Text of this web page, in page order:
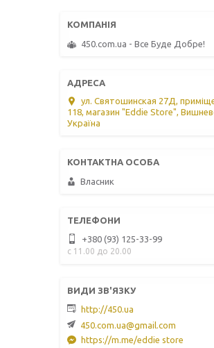
450.com.ua - Все Буде Добре!
ул. Святошинская 27Д,
118, магазин "Eddie Store",
Україна
Власник
+380 (93) 125-33-99
с 11.00 до 20.00
http://450.ua
450.com.ua@gmail.com
https://m.me/eddie store